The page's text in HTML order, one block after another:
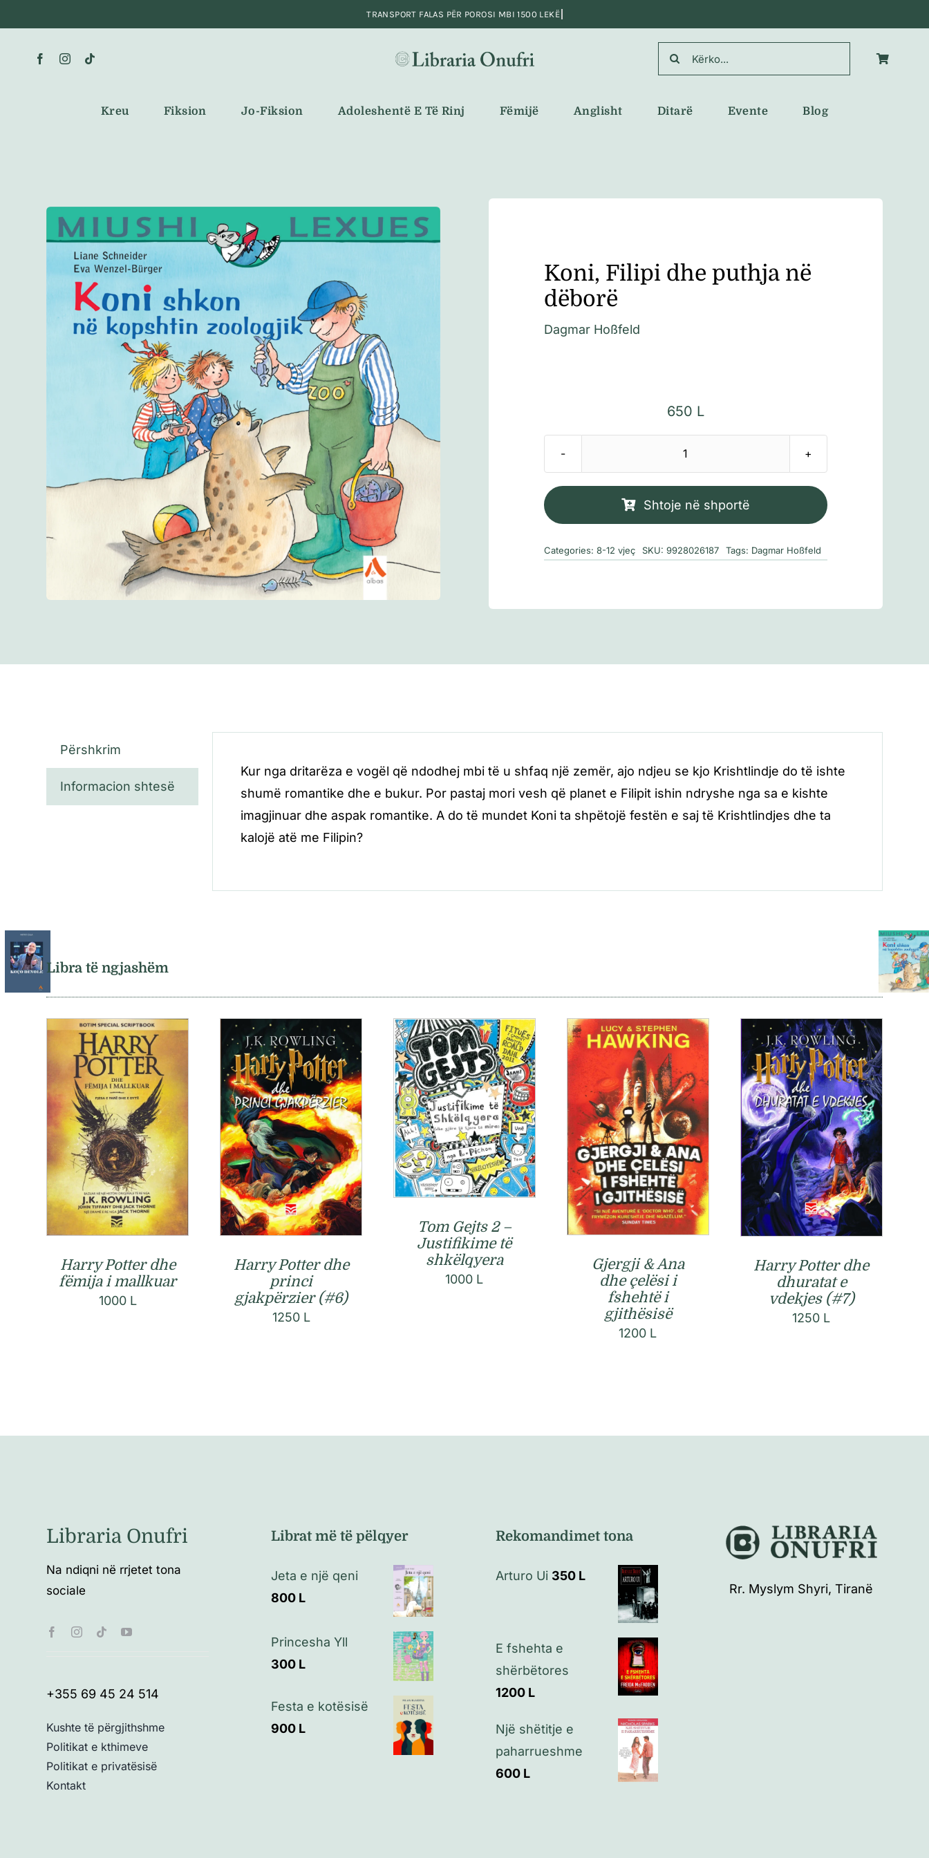
to
content
Search
for:
Kreu Fiksion Jo-Fiksion Adoleshentë E Të Rinj Fëmijë Anglisht Ditarë Evente Blog
Koni, Filipi dhe puthja në
dëborë
Dagmar Hoßfeld
650 L
Sasi
Filipi
në
Shtoje në shportë
Categories: 8-12 vjeç SKU: 9928026187 Tags: Dagmar Hoßfeld
Përshkrim
Informacion shtesë
Kur nga dritarëza e vogël që ndodhej mbi të u shfaq një zemër, ajo ndjeu se kjo Krishtlindje do të ishte
shumë romantike dhe e bukur. Por pastaj mori vesh që planet e Filipit ishin ndryshe nga sa e kishte
imagjinuar dhe aspak romantike. A do të mundet Koni ta shpëtojë festën e saj të Krishtlindjes dhe ta
kalojë atë me Filipin?
Libra të ngjashëm
Harry Potter dhe
fëmija i mallkuar
1000 L
Harry Potter dhe
princi
gjakpërzier (#6)
1250 L
Tom Gejts 2 –
Justifikime të
shkëlqyera
1000 L
Gjergji & Ana
dhe çelësi i
fshehtë i
gjithësisë
1200 L
Harry Potter dhe
dhuratat e
vdekjes (#7)
1250 L
Libraria Onufri
Na ndiqni në rrjetet tona
sociale
+355 69 45 24 514
Kushte të përgjithshme
Politikat e kthimeve
Politikat e privatësisë
Kontakt
Librat më të pëlqyer
Jeta e një qeni
800 L
Princesha Yll
300 L
Festa e kotësisë
900 L
Rekomandimet tona
Arturo Ui 350 L
E fshehta e
shërbëtores
1200 L
Një shëtitje e
paharrueshme
600 L
Rr. Myslym Shyri, Tiranë